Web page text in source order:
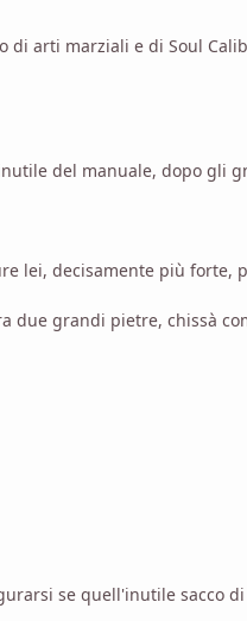
di arti marziali e di Soul
del manuale, dopo gli
lei, decisamente più forte,
due grandi pietre, chissà
se quell'inutile sacco